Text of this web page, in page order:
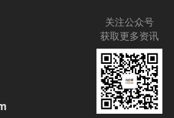
关注公众号
获取更多资讯